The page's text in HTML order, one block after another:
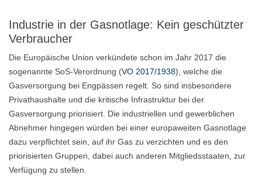
Industrie in der Gasnotlage: Kein geschützter
Verbraucher
Die Europäische Union verkündete schon im Jahr 2017 die
sogenannte SoS-Verordnung (VO 2017/1938), welche die
Gasversorgung bei Engpässen regelt. So sind insbesondere
Privathaushalte und die kritische Infrastruktur bei der
Gasversorgung priorisiert. Die industriellen und gewerblichen
Abnehmer hingegen würden bei einer europaweiten Gasnotlage
dazu verpflichtet sein, auf ihr Gas zu verzichten und es den
priorisierten Gruppen, dabei auch anderen Mitgliedsstaaten, zur
Verfügung zu stellen.